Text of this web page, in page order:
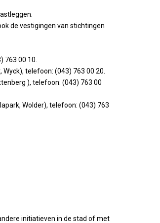
de vestigingen van stichtingen
763 00 10.
telefoon: (043) 763 00 20.
), telefoon: (043) 763 00
Wolder), telefoon: (043) 763
initiatieven in de stad of met